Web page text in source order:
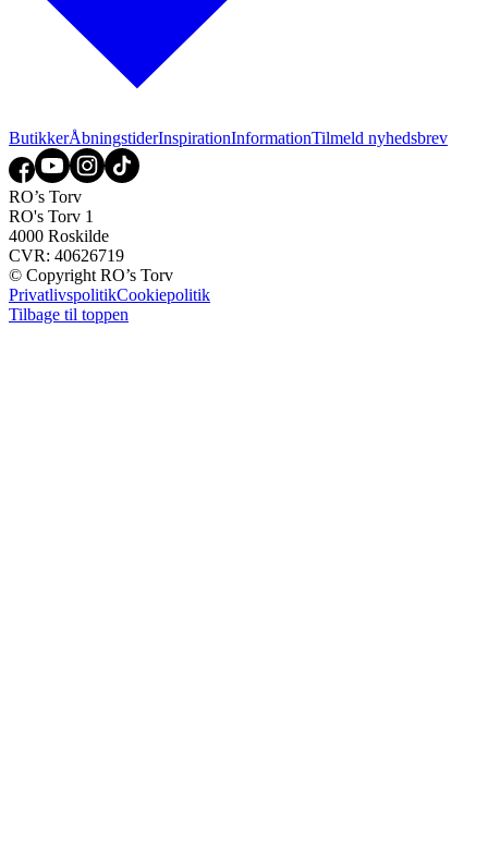
ButikkerÅbningstiderInspirationInformationTilmeld nyhedsbrev
RO’s Torv
RO's Torv 1
4000 Roskilde
CVR: 40626719
© Copyright RO’s Torv
PrivatlivspolitikCookiepolitik
Tilbage til toppen